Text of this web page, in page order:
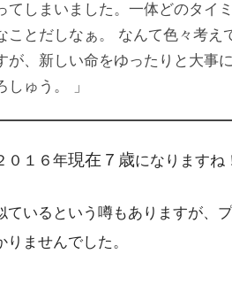
てしまいました。一体どのタイ
ことだしなぁ。 なんて色々考
が、新しい命をゆったりと大事
しゅう。 」
０１６年現在７歳になりますね
ているという噂もありますが、
ませんでした。